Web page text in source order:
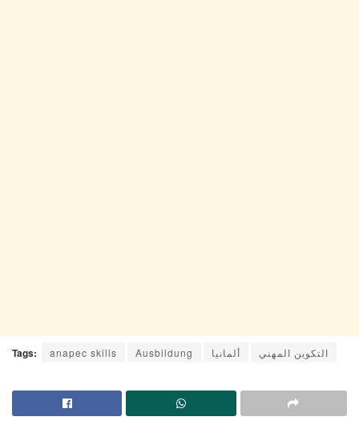
Tags: anapec skills Ausbildung ألمانيا التكوين المهني